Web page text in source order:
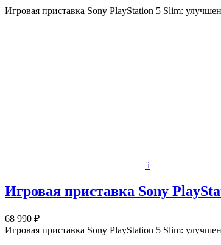
Игровая приставка Sony PlayStation 5 Slim:
i
Игровая приставка Sony
68 990 ₽
Игровая приставка Sony PlayStation 5 Slim: